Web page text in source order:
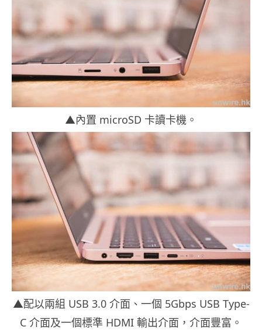
▲內置 microSD 卡讀卡機。
▲配以兩組 USB 3.0 介面、一個 5Gbps USB Type-
C 介面及一個標準 HDMI 輸出介面，介面豐富。